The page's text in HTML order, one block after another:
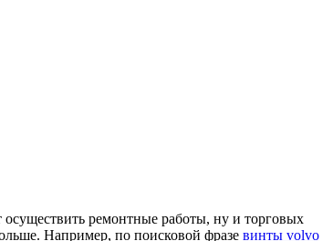
осуществить ремонтные работы, ну и торговых
Например, по поисковой фразе винты volvo